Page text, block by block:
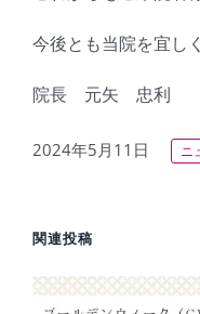
今後とも当院を宜し
院長 元矢 忠利
2024年5月11日 ニ
関連投稿